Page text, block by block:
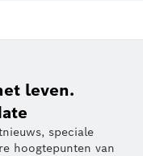
leven.
speciale
hoogtepunten van